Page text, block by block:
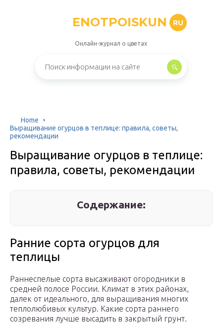
ENOTPOISKUN RU
Онлайн-журнал о цветах
Home
Выращивание огурцов в теплице: правила, советы,
рекомендации
Выращивание огурцов в теплице:
правила, советы, рекомендации
Содержание:
Ранние сорта огурцов для
теплицы
Раннеспелые сорта высаживают огородники в
средней полосе России. Климат в этих районах,
далек от идеального, для выращивания многих
теплолюбивых культур. Какие сорта раннего
созревания лучше высадить в закрытый грунт.